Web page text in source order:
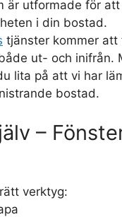
är utformade för att
i din bostad.
tjänster kommer
ut- och inifrån.
lita på att vi har
bostad.
–
verktyg: